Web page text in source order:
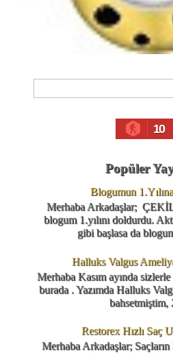
10
Popüler
Blogumun
Merhaba Arkadaşlar;
blogum 1.yılını doldurdu.
gibi başlasa da
Halluks Valgus
Merhaba Kasım ayında
burada . Yazımda Halluks
bahsetmiştim,
Restorex Hızlı Saç
Merhaba Arkadaşlar; Saçların